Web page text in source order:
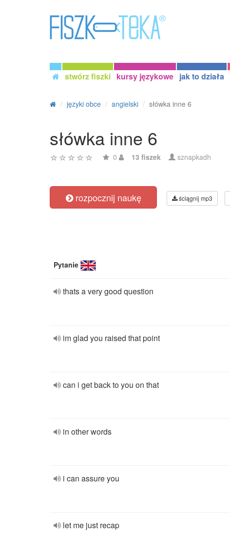
stwórz fiszki kursy językowe jak to działa
języki obce angielski słówka inne 6
słówka inne 6
0 13 fiszek sznapkadh
rozpocznij naukę ściągnij mp3
Pytanie
thats a very good question
im glad you raised that point
can i get back to you on that
in other words
i can assure you
let me just recap